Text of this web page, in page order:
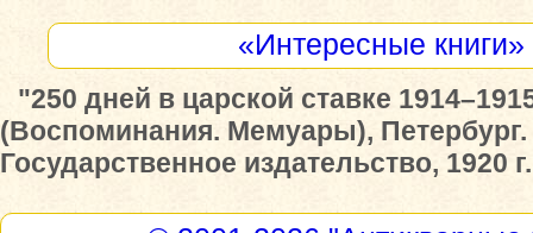
«Интересные книги»
"250 дней в царской ставке
(Воспоминания. Мемуары), Петербург.
Государственное издательство, 1920 г.